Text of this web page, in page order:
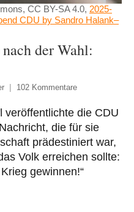
CC BY-SA 4.0, 2025-
CDU by Sandro Halank–
der Wahl:
102 Kommentare
veröffentlichte die CDU
die für sie
prädestiniert war,
Volk erreichen sollte:
gewinnen!“